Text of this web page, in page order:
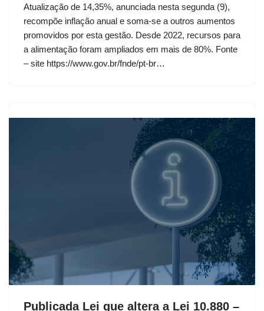
Atualização de 14,35%, anunciada nesta segunda (9),
recompõe inflação anual e soma-se a outros aumentos
promovidos por esta gestão. Desde 2022, recursos para
a alimentação foram ampliados em mais de 80%. Fonte
– site https://www.gov.br/fnde/pt-br…
Publicada Lei que altera a Lei 10.880 –